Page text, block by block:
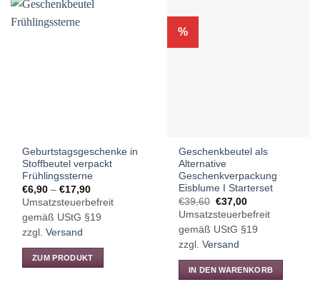
Geburtstagsgeschenke in
Stoffbeutel verpackt
Frühlingssterne
€6,90 –€17,90Preisspanne:
€6,90
bis
€17,90
Umsatzsteuerbefreit
gemäß UStG §19
zzgl.Versand
ZUM PRODUKT
%
Geschenkbeutel als
Alternative
Geschenkverpackung
Eisblume I Starterset
€39,60 Ursprünglicher
Preis
war:
€39,60
€37,00Aktueller
Preis
ist:
€37,00.
Umsatzsteuerbefreit
gemäß UStG §19
zzgl.Versand
IN DEN WARENKORB